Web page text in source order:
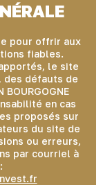
pour offrir aux
fiables.
le site
des défauts de
en cas
proposés sur
du site de
ou erreurs,
par courriel à